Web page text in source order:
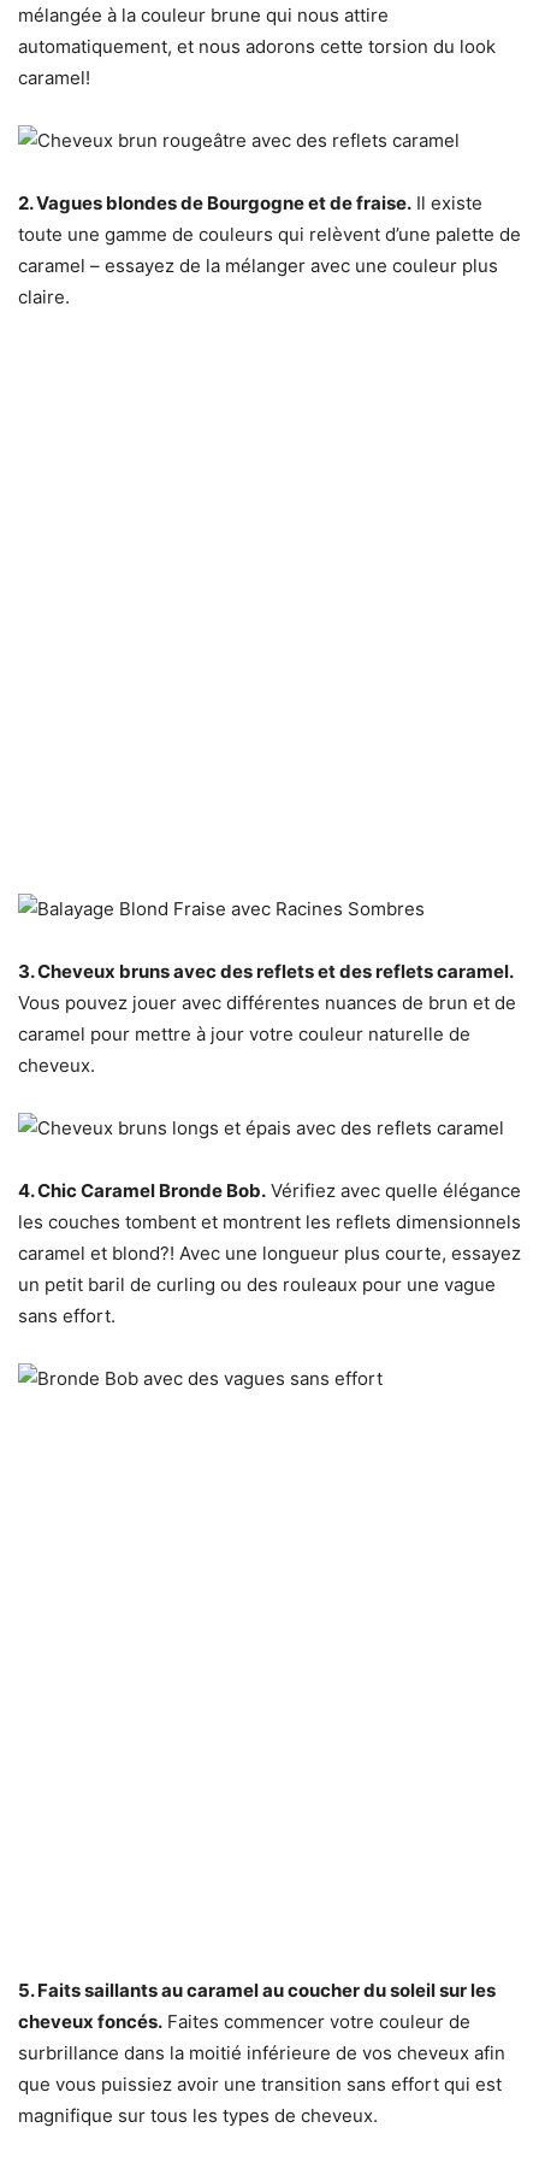
mélangée à la couleur brune qui nous attire
automatiquement, et nous adorons cette torsion du look
caramel!
2. Vagues blondes de Bourgogne et de fraise. Il existe
toute une gamme de couleurs qui relèvent d’une palette de
caramel – essayez de la mélanger avec une couleur plus
claire.
3. Cheveux bruns avec des reflets et des reflets caramel.
Vous pouvez jouer avec différentes nuances de brun et de
caramel pour mettre à jour votre couleur naturelle de
cheveux.
4. Chic Caramel Bronde Bob. Vérifiez avec quelle élégance
les couches tombent et montrent les reflets dimensionnels
caramel et blond?! Avec une longueur plus courte, essayez
un petit baril de curling ou des rouleaux pour une vague
sans effort.
5. Faits saillants au caramel au coucher du soleil sur les
cheveux foncés. Faites commencer votre couleur de
surbrillance dans la moitié inférieure de vos cheveux afin
que vous puissiez avoir une transition sans effort qui est
magnifique sur tous les types de cheveux.